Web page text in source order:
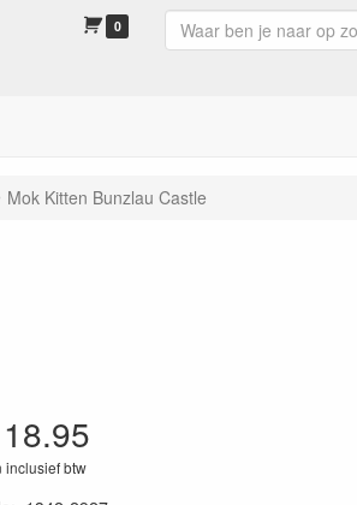
0
Mok Kitten Bunzlau Castle
18.95
inclusief btw